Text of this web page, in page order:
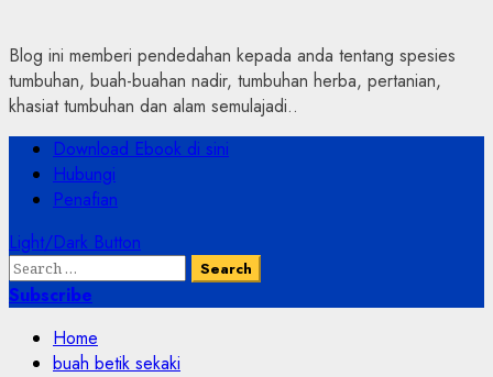
Blog ini memberi pendedahan kepada anda tentang spesies
tumbuhan, buah-buahan nadir, tumbuhan herba, pertanian,
khasiat tumbuhan dan alam semulajadi..
Primary
Menu
Download Ebook di sini
Hubungi
Penafian
Light/Dark Button
Search
for:
Subscribe
Home
buah betik sekaki